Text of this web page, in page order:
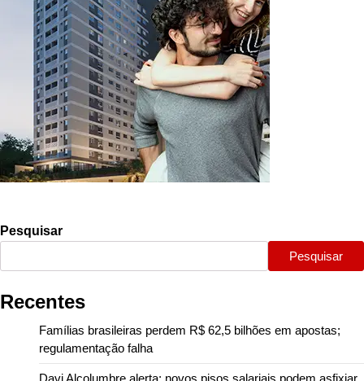
Pesquisar
Pesquisar
Recentes
Famílias brasileiras perdem R$ 62,5 bilhões em apostas;
regulamentação falha
Davi Alcolumbre alerta: novos pisos salariais podem asfixiar